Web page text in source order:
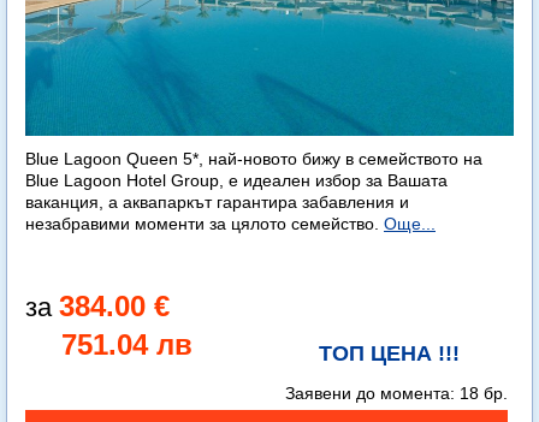
Blue Lagoon Queen 5*, най-новото бижу в семейството на
Blue Lagoon Hotel Group, е идеален избор за Вашата
ваканция, а аквапаркът гарантира забавления и
незабравими моменти за цялото семейство. Още...
384.00 €
751.04 лв
ТОП ЦЕНА !!!
Заявени до момента: 18 бр.